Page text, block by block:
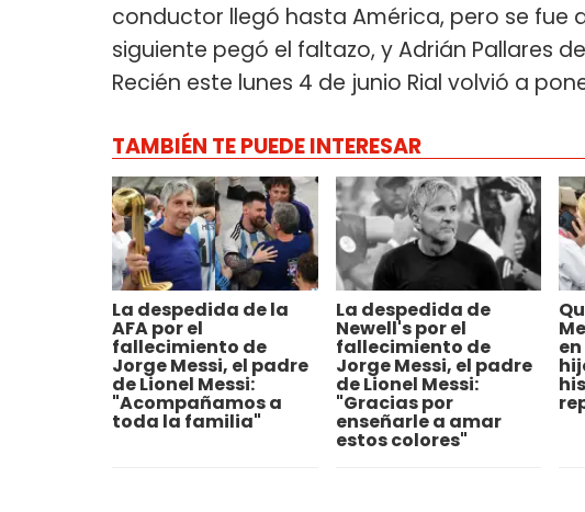
conductor llegó hasta América, pero se fue
siguiente pegó el faltazo, y Adrián Pallares
Recién este lunes 4 de junio Rial volvió a
TAMBIÉN TE PUEDE INTERESAR
La despedida de la
AFA por el
fallecimiento de
Jorge Messi, el padre
de Lionel Messi:
"Acompañamos a
toda la familia"
La despedida de
Newell's por el
fallecimiento de
Jorge Messi, el padre
de Lionel Messi:
"Gracias por
enseñarle a amar
estos colores"